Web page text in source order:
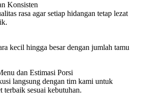
Konsisten
rasa agar setiap hidangan tetap lezat
kecil hingga besar dengan jumlah tamu
dan Estimasi Porsi
langsung dengan tim kami untuk
terbaik sesuai kebutuhan.